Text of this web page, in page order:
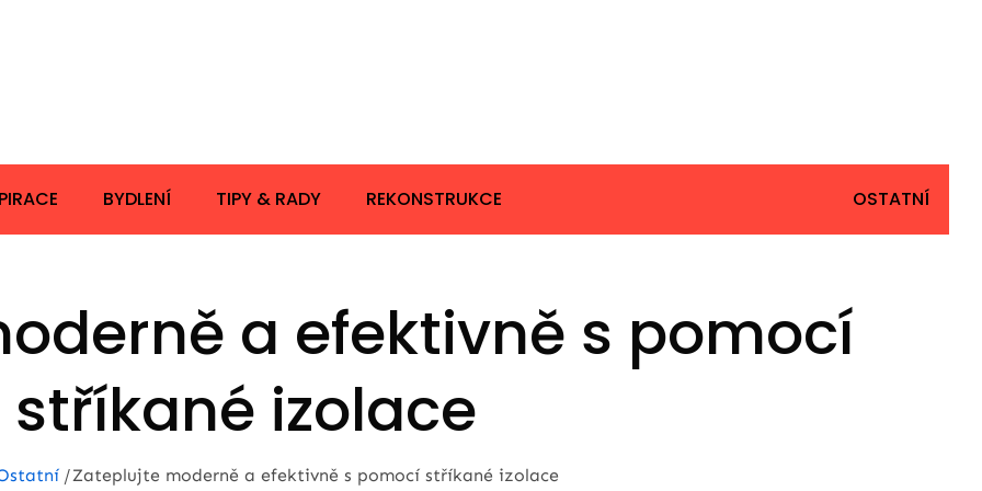
BYDLENÍ TIPY & RADY REKONSTRUKCE OSTATNÍ
a efektivně s pomocí
stříkané izolace
Zateplujte moderně a efektivně s pomocí stříkané izolace